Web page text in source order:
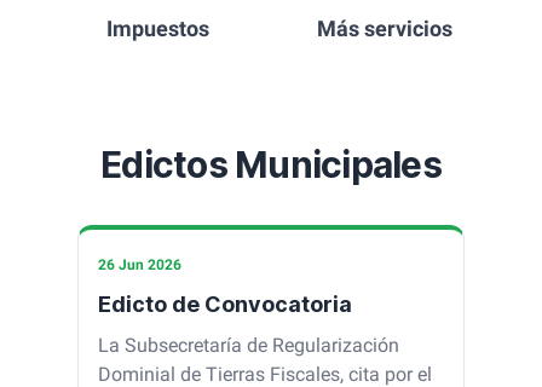
Impuestos Más servicios
Edictos Municipales
26 Jun 2026
Edicto de Convocatoria
La Subsecretaría de Regularización
Dominial de Tierras Fiscales, cita por el